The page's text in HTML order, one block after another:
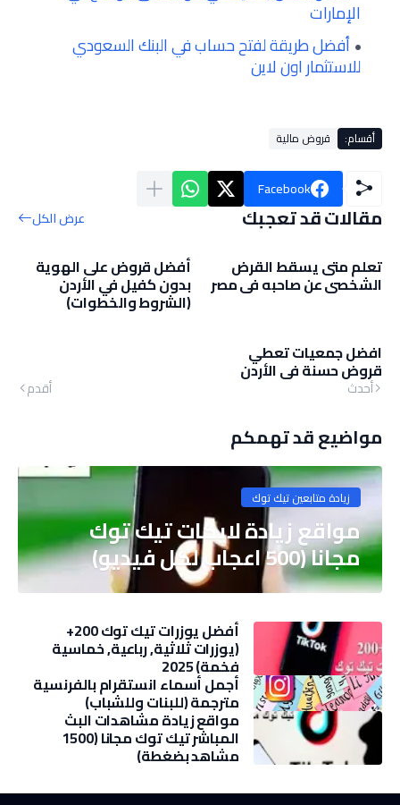
الإمارات
أفضل طريقة لفتح حساب في البنك السعودي
للاستثمار اون لاين
أقسام: قروض مالية
Facebook
مقالات قد تعجبك عرض الكل
تعلم متى يسقط القرض
الشخصي عن صاحبه في مصر
أفضل قروض على الهوية
بدون كفيل في الأردن
(الشروط والخطوات)
افضل جمعيات تعطي
قروض حسنة في الأردن
أحدث أقدم
مواضيع قد تهمكم
زيادة متابعين تيك توك
مواقع زيادة لايكات تيك توك
مجانا (500 اعجاب لكل فيديو)
أفضل يوزرات تيك توك 200+
(يوزرات ثلاثية, رباعية, خماسية
فخمة) 2025
أجمل أسماء انستقرام بالفرنسية
مترجمة (للبنات وللشباب)
مواقع زيادة مشاهدات البث
المباشر تيك توك مجانا (1500
مشاهد بضغطة)